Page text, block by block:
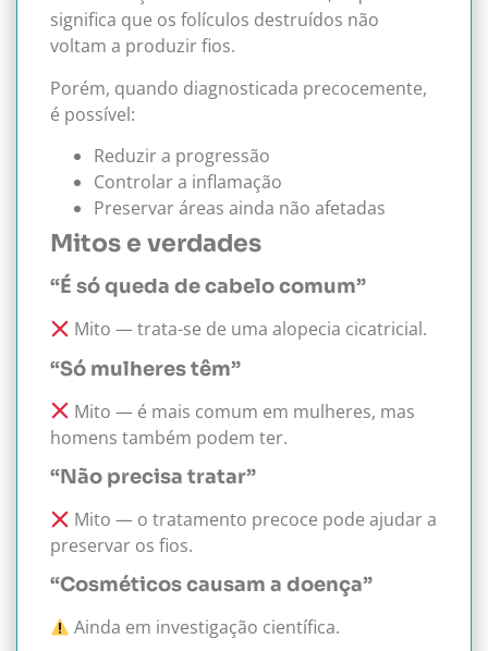
significa que os folículos destruídos não
voltam a produzir fios.
Porém, quando diagnosticada precocemente,
é possível:
Reduzir a progressão
Controlar a inflamação
Preservar áreas ainda não afetadas
Mitos e verdades
“É só queda de cabelo comum”
Mito — trata-se de uma alopecia cicatricial.
“Só mulheres têm”
Mito — é mais comum em mulheres, mas
homens também podem ter.
“Não precisa tratar”
Mito — o tratamento precoce pode ajudar a
preservar os fios.
“Cosméticos causam a doença”
Ainda em investigação científica.